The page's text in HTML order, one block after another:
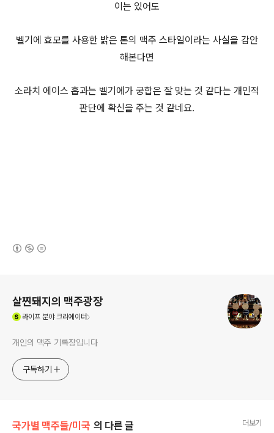
이는 있어도
벨기에 효모를 사용한 밝은 톤의 맥주 스타일이라는 사실을 감안
해본다면
소라치 에이스 홉과는 벨기에가 궁합은 잘 맞는 것 같다는 개인적
판단에 확신을 주는 것 같네요.
살찐돼지의 맥주광장
라이프분야 크리에이터
개인의 맥주 기록장입니다
구독하기
국가별 맥주들/미국 의 다른 글 더보기